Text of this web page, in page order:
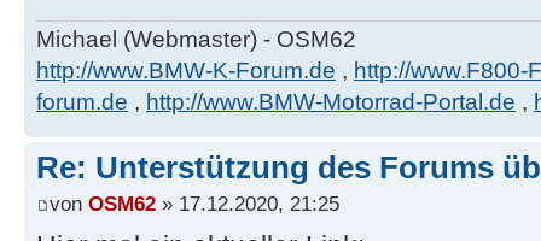
Michael (Webmaster) - OSM62
http://www.BMW-K-Forum.de , http://www.F800-
forum.de , http://www.BMW-Motorrad-Portal.de ,
Re: Unterstützung des Forums
von OSM62 » 17.12.2020, 21:25